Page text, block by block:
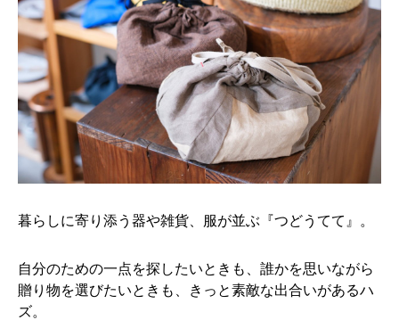
暮らしに寄り添う器や雑貨、服が並ぶ『つどうてて』。
自分のための一点を探したいときも、誰かを思いながら
贈り物を選びたいときも、きっと素敵な出合いがあるハ
ズ。